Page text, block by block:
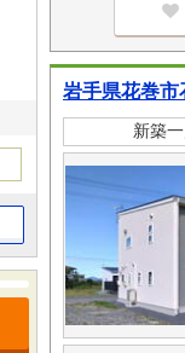
岩手県花巻
新築